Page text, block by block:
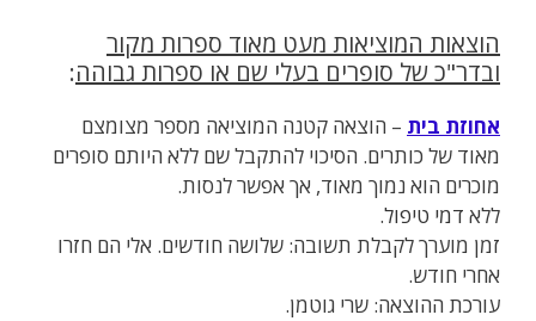
הוצאות המוציאות מעט מאוד ספרות מקור
ובדר"כ של סופרים בעלי שם או ספרות גבוהה:
אחוזת בית – הוצאה קטנה המוציאה מספר מצומצם
מאוד של כותרים. הסיכוי להתקבל שם ללא היותם סופרים
מוכרים הוא נמוך מאוד, אך אפשר לנסות.
דמי טיפול.
זמן מוערך לקבלת תשובה: שלושה חודשים. אלי הם חזרו
אחרי חודש.
עורכת ההוצאה: שרי גוטמן.